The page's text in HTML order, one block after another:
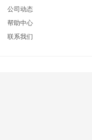
公司动态
帮助中心
联系我们